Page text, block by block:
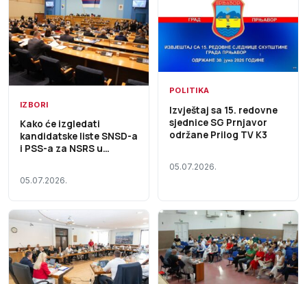
IZBORI
Kako će izgledati
kandidatske liste SNSD-a
i PSS-a za NSRS u
05.07.2026.
POLITIKA
Izvještaj sa 15. redovne
sjednice SG Prnjavor
održane Prilog TV K3
05.07.2026.